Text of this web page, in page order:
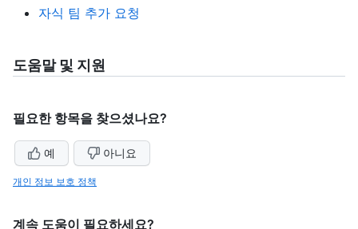
자식 팀 추가 요청
도움말 및 지원
필요한 항목을 찾으셨나요?
예 아니요
개인 정보 보호 정책
계속 도움이 필요하세요?